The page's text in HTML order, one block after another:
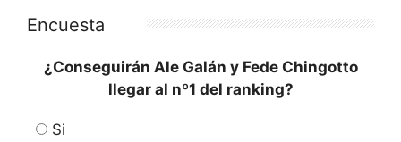
Encuesta
¿Conseguirán Ale Galán y Fede Chingotto
llegar al nº1 del ranking?
Si